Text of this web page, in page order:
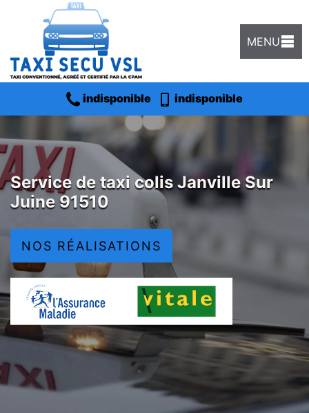
MENU
indisponible indisponible
Service de taxi colis Janville Sur
Juine 91510
NOS RÉALISATIONS